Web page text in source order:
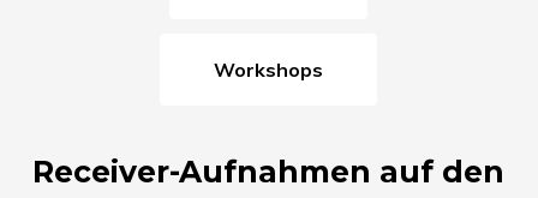
Workshops
Receiver-Aufnahmen auf den